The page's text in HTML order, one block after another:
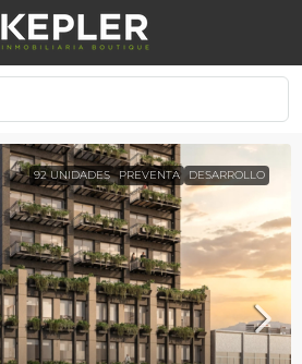
92 UNIDADES PREVENTA DESARROLLO